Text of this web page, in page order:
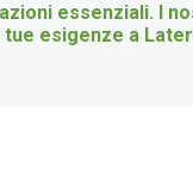
essenziali. I
esigenze a